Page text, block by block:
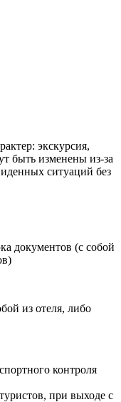
экскурсия,
быть изменены из-за
ситуаций без
документов (с собой
из отеля, либо
контроля
при выходе с